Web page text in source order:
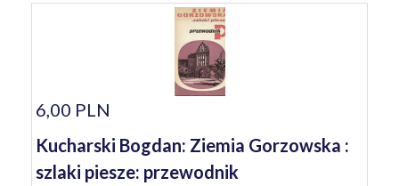
6,00 PLN
Kucharski Bogdan: Ziemia Gorzowska :
szlaki piesze: przewodnik